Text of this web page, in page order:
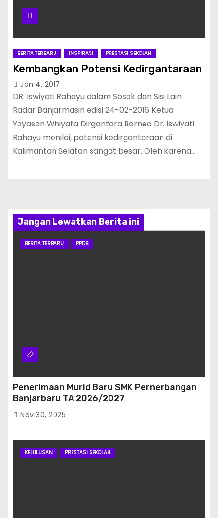
BERITA TERBARU INSPIRASI PRESTASI SEKOLAH
Kembangkan Potensi Kedirgantaraan
Jan 4, 2017
DR. Iswiyati Rahayu dalam Sosok dan Sisi Lain
Radar Banjarmasin edisi 24-02-2016 Ketua
Yayasan Whiyata Dirgantara Borneo Dr. Iswiyati
Rahayu menilai, potensi kedirgantaraan di
Kalimantan Selatan sangat besar. Oleh karena…
Jangan Lewatkan Berita ini
BERITA TERBARU PPDB
Penerimaan Murid Baru SMK Pernerbangan
Banjarbaru TA 2026/2027
Nov 30, 2025
KELULUSAN PRESTASI SEKOLAH